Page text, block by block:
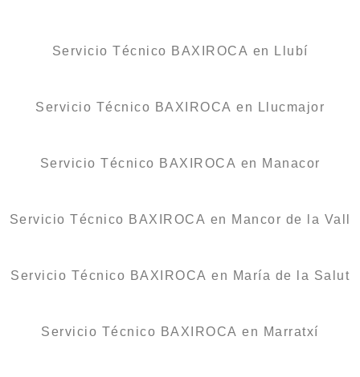
Servicio Técnico BAXIROCA en Llubí
Servicio Técnico BAXIROCA en Llucmajor
Servicio Técnico BAXIROCA en Manacor
Servicio Técnico BAXIROCA en Mancor de la Vall
Servicio Técnico BAXIROCA en María de la Salut
Servicio Técnico BAXIROCA en Marratxí